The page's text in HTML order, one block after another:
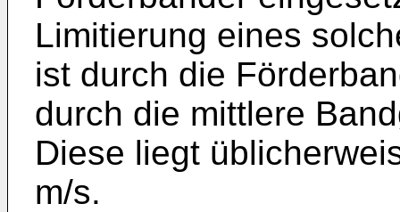
Limitierung eines
ist durch die
durch die mittlere
Diese liegt
m/s.